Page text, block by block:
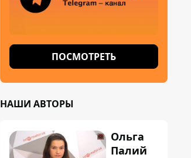
ПОСМОТРЕТЬ
НАШИ АВТОРЫ
Ольга
Палий